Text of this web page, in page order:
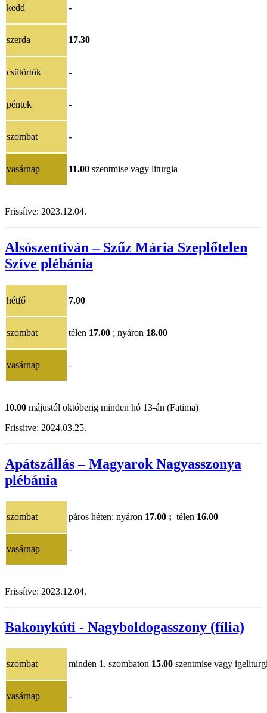
kedd -
szerda 17.30
csütörtök -
péntek -
szombat -
vasárnap 11.00 szentmise vagy liturgia
Frissítve: 2023.12.04.
Alsószentiván – Szűz Mária Szeplőtelen
Szíve plébánia
hétfő 7.00
szombat télen 17.00 ; nyáron 18.00
vasárnap -
10.00 májustól októberig minden hó 13-án (Fatima)
Frissítve: 2024.03.25.
Apátszállás – Magyarok Nagyasszonya
plébánia
szombat páros héten: nyáron 17.00 ; télen 16.00
vasárnap -
Frissítve: 2023.12.04.
Bakonykúti - Nagyboldogasszony (fília)
szombat minden 1. szombaton 15.00 szentmise vagy
vasárnap -